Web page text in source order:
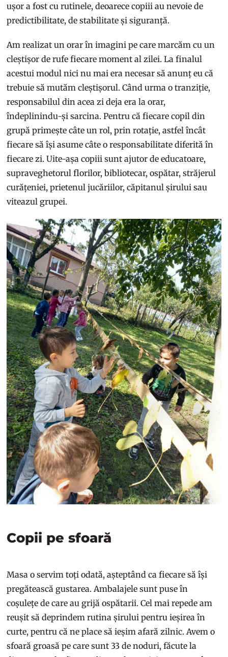
ușor a fost cu rutinele, deoarece copiii au nevoie de
predictibilitate, de stabilitate și siguranță.
Am realizat un orar în imagini pe care marcăm cu un
cleștișor de rufe fiecare moment al zilei. La finalul
acestui modul nici nu mai era necesar să anunț eu că
trebuie să mutăm cleștișorul. Când urma o tranziție,
responsabilul din acea zi deja era la orar,
îndeplinindu-și sarcina. Pentru că fiecare copil din
grupă primește câte un rol, prin rotație, astfel încât
fiecare să își asume câte o responsabilitate diferită în
fiecare zi. Uite-așa copiii sunt ajutor de educatoare,
supraveghetorul florilor, bibliotecar, ospătar, străjerul
curățeniei, prietenul jucăriilor, căpitanul șirului sau
viteazul grupei.
Copii pe sfoară
Masa o servim toți odată, așteptând ca fiecare să își
pregătească gustarea. Ambalajele sunt puse în
coșulețe de care au grijă ospătarii. Cel mai repede am
reușit să deprindem rutina șirului pentru ieșirea în
curte, pentru că ne place să ieșim afară zilnic. Avem o
sfoară groasă pe care sunt 33 de noduri, făcute la